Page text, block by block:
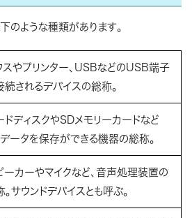
のような種類があります。
スやプリンター、USBなどのUSB端子
続されるデバイスの総称。
ドディスクやSDメモリーカードなど
データを保存ができる機器の総称。
ーカーやマイクなど、音声処理装置の
。サウンドデバイスとも呼ぶ。